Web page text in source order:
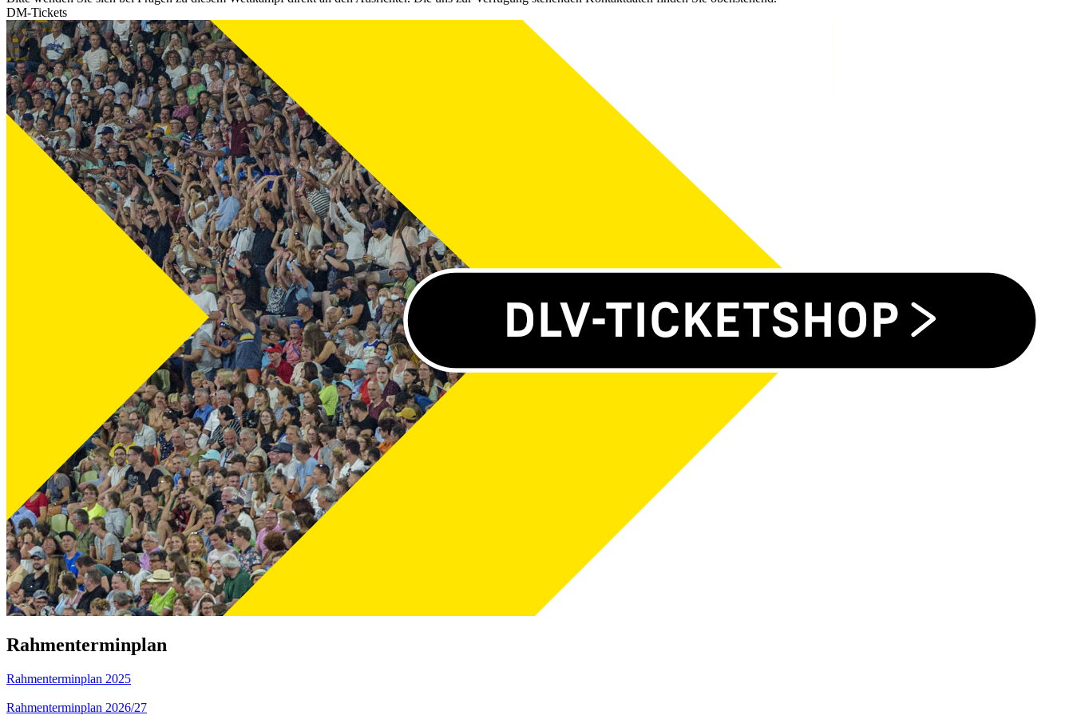
DM-Tickets
Rahmenterminplan
Rahmenterminplan 2025
Rahmenterminplan 2026/27